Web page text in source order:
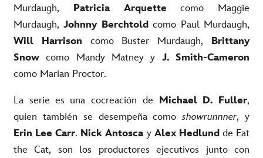
Murdaugh, Patricia Arquette como Maggie
Murdaugh,Johnny Berchtoldcomo Paul Murdaugh,
Will Harrison como Buster Murdaugh, Brittany
Snow como Mandy Matney y J. Smith-Cameron
como Marian Proctor.
La serie es una cocreación de Michael D. Fuller,
quien también se desempeña comoshowrunnner, y
Erin Lee Carr. Nick Antoscay Alex Hedlundde Eat
the Cat, son los productores ejecutivos junto con